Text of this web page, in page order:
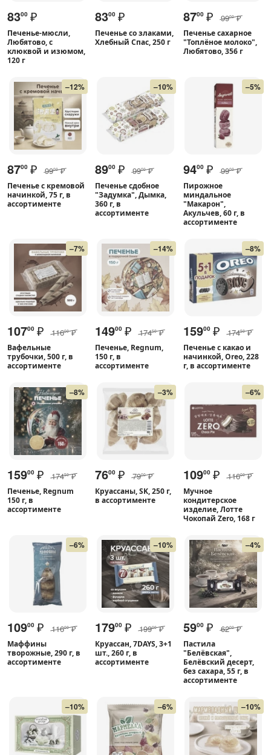
8300 ₽
Печенье-мюсли,
Любятово, с
клюквой и изюмом,
120 г
8300 ₽
Печенье со злаками,
Хлебный Спас, 250 г
8700 ₽ 9900 ₽
Печенье сахарное
"Топлёное молоко",
Любятово, 356 г
–12%
8700 ₽ 9900 ₽
Печенье с кремовой
начинкой, 75 г, в
ассортименте
–10%
8900 ₽ 9900 ₽
Печенье сдобное
"Задумка", Дымка,
360 г, в
ассортименте
–5%
9400 ₽ 9900 ₽
Пирожное
миндальное
"Макарон",
Акульчев, 60 г, в
ассортименте
–7%
10700 ₽ 11600 ₽
Вафельные
трубочки, 500 г, в
ассортименте
–14%
14900 ₽ 17450 ₽
Печенье, Regnum,
150 г, в
ассортименте
–8%
15900 ₽ 17450 ₽
Печенье с какао и
начинкой, Oreo, 228
г, в ассортименте
–8%
15900 ₽ 17450 ₽
Печенье, Regnum
150 г, в
ассортименте
–3%
7600 ₽ 7900 ₽
Круассаны, SK, 250 г,
в ассортименте
–6%
10900 ₽ 11600 ₽
Мучное
кондитерское
изделие, Лотте
Чокопай Zero, 168 г
–6%
10900 ₽ 11600 ₽
Маффины
творожные, 290 г, в
ассортименте
–10%
17900 ₽ 19900 ₽
Круассан, 7DAYS, 3+1
шт., 260 г, в
ассортименте
–4%
5900 ₽ 6200 ₽
Пастила
"Белёвская",
Белёвский десерт,
без сахара, 55 г, в
ассортименте
–10% –6% –10%